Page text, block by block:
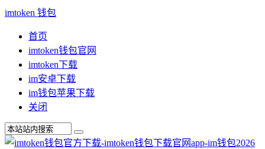
imtoken 钱包
首页
imtoken钱包官网
imtoken下载
im安卓下载
im钱包苹果下载
关闭